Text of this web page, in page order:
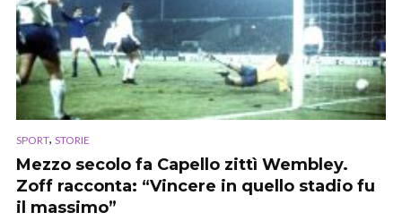
SPORT, STORIE
Mezzo secolo fa Capello zittì Wembley.
Zoff racconta: “Vincere in quello stadio fu
il massimo”